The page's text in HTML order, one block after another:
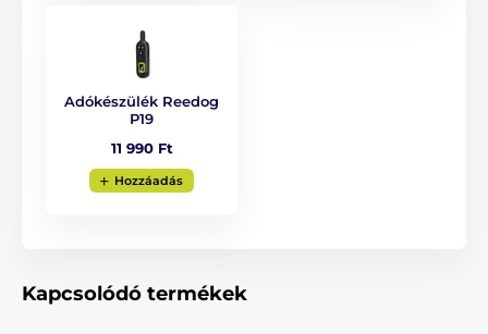
Súly és méretek
Az adókészülék
gramm súlyú (antennával és elemmel
Adókészülék Reedog
P19
11 990 Ft
Hozzáadás
Kapcsolódó termékek